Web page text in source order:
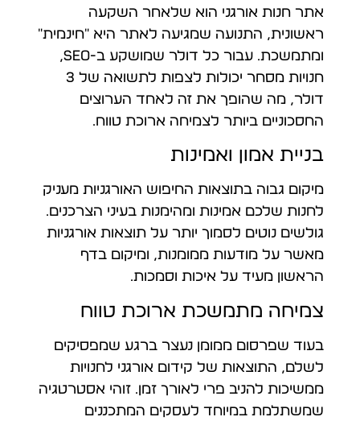
אתר חנות אורגני הוא שלאחר השקעה
ראשונית, התנועה שמגיעה לאתר היא "חינמית"
ומתמשכת. עבור כל דולר שמושקע ב-SEO,
חנויות מסחר יכולות לצפות לתשואה של 3
דולר, מה שהופך את זה לאחד הערוצים
החסכוניים ביותר לצמיחה ארוכת טווח.
בניית אמון ואמינות
מיקום גבוה בתוצאות החיפוש האורגניות מעניק
לחנות שלכם אמינות ומהימנות בעיני הצרכנים.
גולשים נוטים לסמוך יותר על תוצאות אורגניות
מאשר על מודעות ממומנות, ומיקום בדף
הראשון מעיד על איכות וסמכות.
צמיחה מתמשכת ארוכת טווח
בעוד שפרסום ממומן נעצר ברגע שמפסיקים
לשלם, התוצאות של קידום אורגני לחנויות
ממשיכות להניב פרי לאורך זמן. זוהי אסטרטגיה
שמשתלמת במיוחד לעסקים המתכננים